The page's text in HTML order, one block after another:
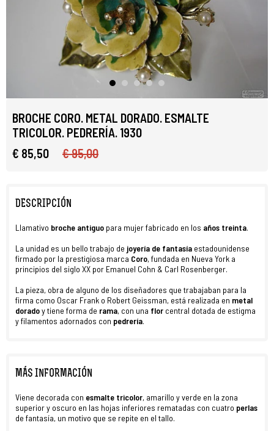
BROCHE CORO. METAL DORADO. ESMALTE
TRICOLOR. PEDRERÍA. 1930
€ 85,50
€ 95,00
DESCRIPCIÓN
Llamativo broche antiguo para mujer fabricado en los años treinta.
La unidad es un bello trabajo de joyería de fantasía estadounidense
firmado por la prestigiosa marca Coro, fundada en Nueva York a
principios del siglo XX por Emanuel Cohn & Carl Rosenberger.
La pieza, obra de alguno de los diseñadores que trabajaban para la
firma como Oscar Frank o Robert Geissman, está realizada en metal
doradoy tiene forma de rama, con una flor central dotada de estigma
y filamentos adornados con pedrería.
MÁS INFORMACIÓN
Viene decorada con esmalte tricolor, amarillo y verde en la zona
superior y oscuro en las hojas inferiores rematadas con cuatro perlas
de fantasía, un motivo que se repite en el tallo.